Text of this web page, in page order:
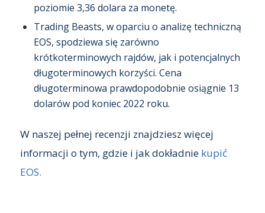
poziomie 3,36 dolara za monetę.
Trading Beasts, w oparciu o analizę techniczną
EOS, spodziewa się zarówno
krótkoterminowych rajdów, jak i potencjalnych
długoterminowych korzyści. Cena
długoterminowa prawdopodobnie osiągnie 13
dolarów pod koniec 2022 roku.
W naszej pełnej recenzji znajdziesz więcej
informacji o tym, gdzie i jak dokładnie kupić
EOS.